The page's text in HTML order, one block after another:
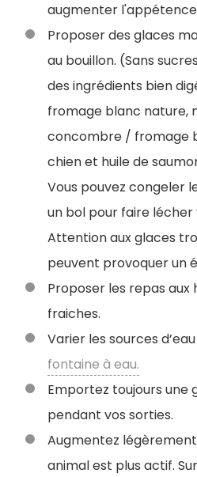
augmenter
Proposer des glaces
au bouillon. (Sans
des ingrédients bien
fromage blanc nature,
concombre / fromage
chien et huile de
Vous pouvez congeler
un bol pour faire
Attention aux glaces
peuvent provoquer un
Proposer les repas aux
fraiches.
Varier les sources
fontaine à eau.
Emportez toujours une
pendant vos sorties.
Augmentez
animal est plus actif.